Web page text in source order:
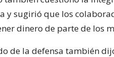
y sugirió que los
dinero de parte de los
de la defensa también